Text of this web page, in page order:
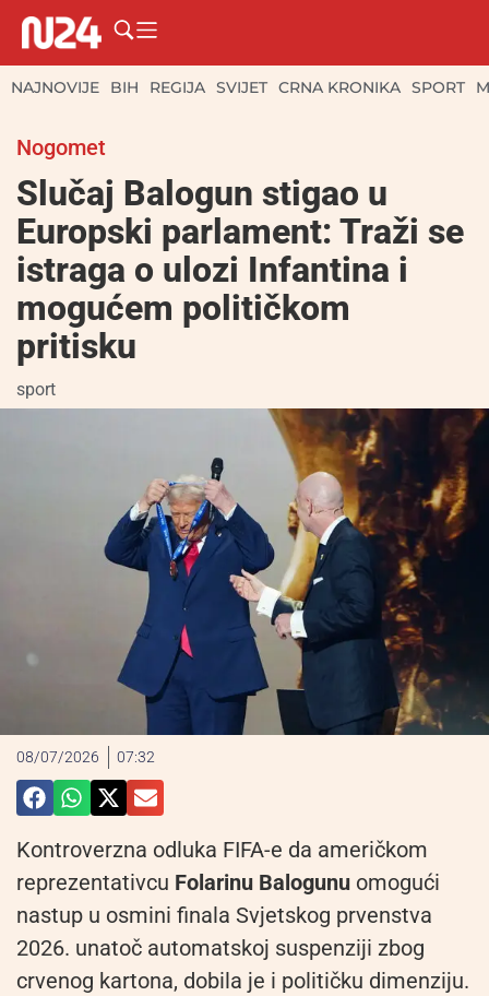
NAJNOVIJE BIH REGIJA SVIJET CRNA KRONIKA SPORT
Nogomet
Slučaj Balogun stigao u
Europski parlament: Traži se
istraga o ulozi Infantina i
mogućem političkom
pritisku
sport
08/07/2026 07:32
Kontroverzna odluka FIFA-e da američkom
reprezentativcu Folarinu Balogunu omogući
nastup u osmini finala Svjetskog prvenstva
2026. unatoč automatskoj suspenziji zbog
crvenog kartona, dobila je i političku dimenziju.